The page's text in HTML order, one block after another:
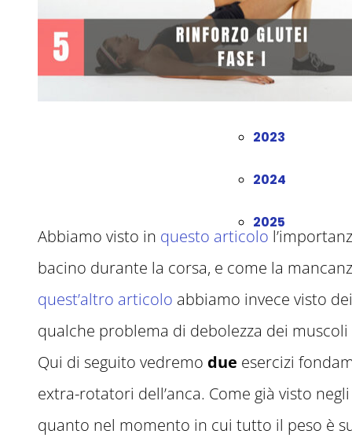
2020
2021
2023
2024
2025
Abbiamo visto in questo articolo
bacino durante la corsa, e come la
quest’altro articolo abbiamo invece visto
qualche problema di debolezza dei
Qui di seguito vedremo due esercizi
extra-rotatori dell’anca. Come già visto
quanto nel momento in cui tutto il peso è